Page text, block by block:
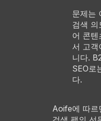
문제는
검색 의
어 콘텐
서 고
니다.
SEO로
다.
Aoife에 따르